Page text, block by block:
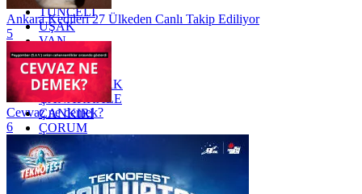
TUNCELİ
UŞAK
VAN
YALOVA
YOZGAT
ZONGULDAK
ÇANAKKALE
ÇANKIRI
ÇORUM
İSTANBUL
İZMİR
ŞANLIURFA
ŞIRNAK
Ankara Kedileri 27 Ülkeden Canlı Takip Ediliyor
5
Cevvaz ne demek?
6